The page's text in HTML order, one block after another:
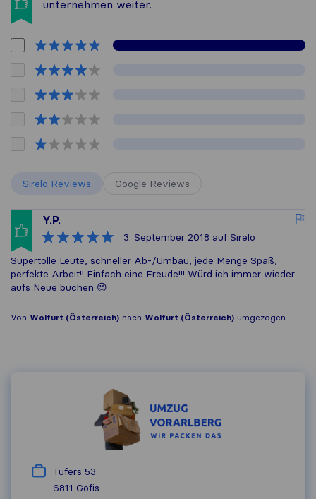
unternehmen weiter.
Sirelo Reviews Google Reviews
Y.P.
3. September 2018 auf Sirelo
Supertolle Leute, schneller Ab-/Umbau, jede Menge Spaß,
perfekte Arbeit!! Einfach eine Freude!!! Würd ich immer wieder
aufs Neue buchen 😉
Von Wolfurt (Österreich) nach Wolfurt (Österreich) umgezogen.
Tufers 53
6811 Göfis